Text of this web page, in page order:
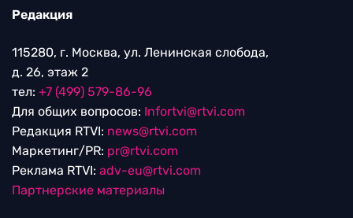
Редакция
115280, г. Москва, ул. Ленинская слобода,
д. 26, этаж 2
тел: +7 (499) 579-86-96
Для общих вопросов: Infortvi@rtvi.com
Редакция RTVI: news@rtvi.com
Маркетинг/PR: pr@rtvi.com
Реклама RTVI: adv-eu@rtvi.com
Партнерские материалы